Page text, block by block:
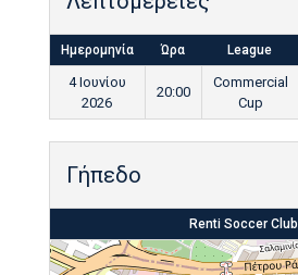
Ημερομηνία Ώρα League
4 Ιουνίου
2026
20:00
Commercial
Cup
Γήπεδο
Renti Soccer Club